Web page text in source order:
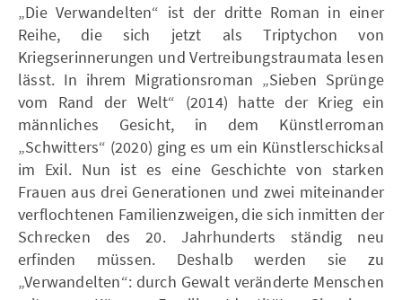
„Die Verwandelten“ ist der dritte Roman in einer
Reihe, die sich jetzt als Triptychon von
Kriegserinnerungen und Vertreibungstraumata lesen
lässt. In ihrem Migrationsroman „Sieben Sprünge
vom Rand der Welt“ (2014) hatte der Krieg ein
männliches Gesicht, in dem Künstlerroman
„Schwitters“ (2020) ging es um ein Künstlerschicksal
im Exil. Nun ist es eine Geschichte von starken
Frauen aus drei Generationen und zwei miteinander
verflochtenen Familienzweigen, die sich inmitten der
Schrecken des 20. Jahrhunderts ständig neu
erfinden müssen. Deshalb werden sie zu
„Verwandelten“: durch Gewalt veränderte Menschen